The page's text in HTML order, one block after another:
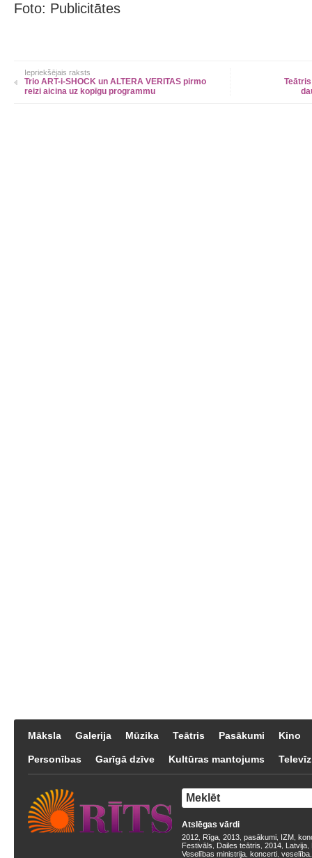
Foto: Publicitātes
Iepriekšējais raksts
Trio ART-i-SHOCK un ALTERA VERITAS pirmo
reizi aicina uz kopīgu programmu
Māksla Galerija Mūzika Teātris Pasākumi Kino
Personības Garīgā dzīve Kultūras mantojums
Atslēgas vārdi
2012 Rīga 2013 pasākumi IZM
Festivāls
Dailes teātris 2014 Latvija
Veselības ministrija koncerti veselība